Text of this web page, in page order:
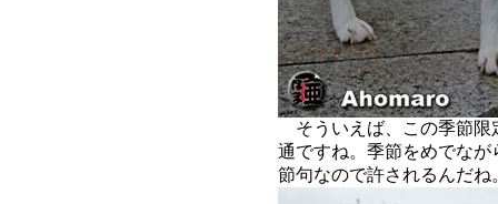
そういえば、この季節限
通ですね。季節をめでな
節句なので許されるんだね